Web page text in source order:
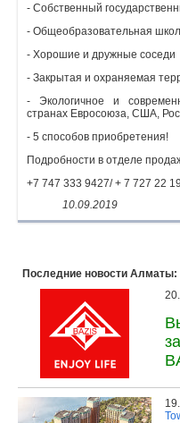
Агентства
Объявления
Кабинет
- Собственный
- Общеобразовательная
- Хорошие и дружные соседи
- Закрытая и охраняемая
- Экологичное и
странах Евросоюза, США,
- 5 способов приобретения!
Подробности в отделе
+7 747 333 9427/ + 7 727 22
10.09.2019
Последние новости Алматы: